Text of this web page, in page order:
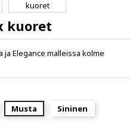
kuoret
Elegance malleissa kolme
Musta
Sininen